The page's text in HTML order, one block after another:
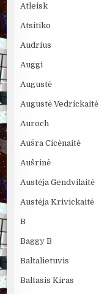
Atleisk
Atsitiko
Audrius
Auggi
Augustė
Augustė Vedrickaitė
Auroch
Aušra Cicėnaitė
Aušrinė
Austėja Gendvilaitė
Austėja Krivickaitė
B
Baggy B
Baltalietuvis
Baltasis Kiras